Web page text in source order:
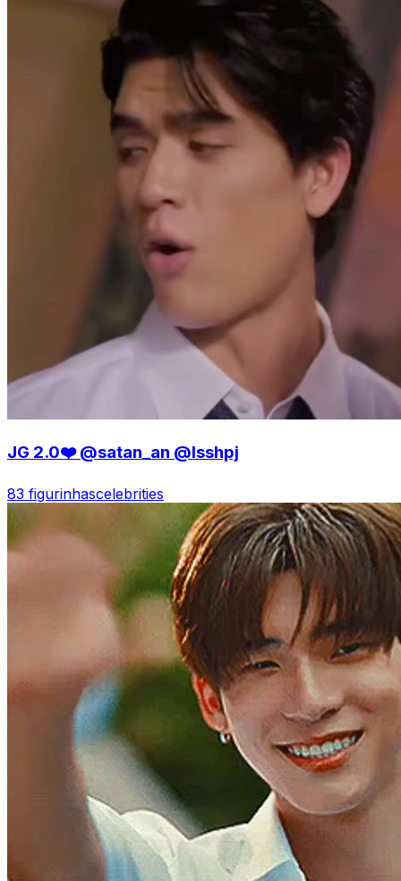
JG 2.0❤️ @satan_an @lsshpj
83 figurinhascelebrities